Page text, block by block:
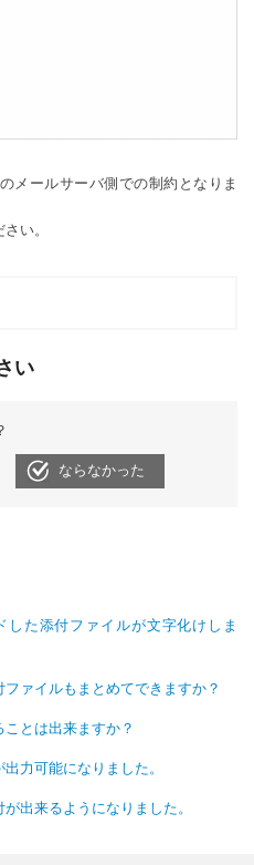
ールサーバ側での制約となりま
い。
い
ならなかった
した添付ファイルが文字化けしま
ァイルもまとめてできますか？
とは出来ますか？
力可能になりました。
出来るようになりました。